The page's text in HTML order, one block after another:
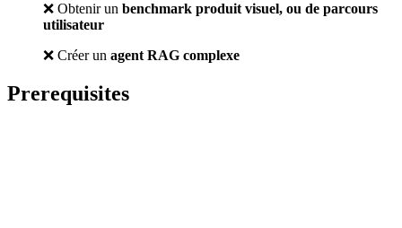
❌ Obtenir un benchmark produit visuel, ou de parcours
utilisateur
❌ Créer un agent RAG complexe
Prerequisites